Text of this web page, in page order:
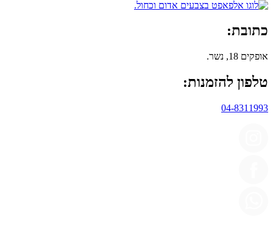
כתובת:
אופקים 18, נשר.
טלפון להזמנות:
04-8311993